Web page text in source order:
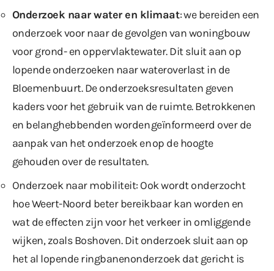
Onderzoek naar water en klimaat: we bereiden een
onderzoek voor naar de gevolgen van woningbouw
voor grond- en oppervlaktewater. Dit sluit aan op
lopende onderzoeken naar wateroverlast in de
Bloemenbuurt. De onderzoeksresultaten geven
kaders voor het gebruik van de ruimte. Betrokkenen
en belanghebbenden worden geïnformeerd over de
aanpak van het onderzoek en op de hoogte
gehouden over de resultaten.
Onderzoek naar mobiliteit: Ook wordt onderzocht
hoe Weert-Noord beter bereikbaar kan worden en
wat de effecten zijn voor het verkeer in omliggende
wijken, zoals Boshoven. Dit onderzoek sluit aan op
het al lopende ringbanenonderzoek dat gericht is